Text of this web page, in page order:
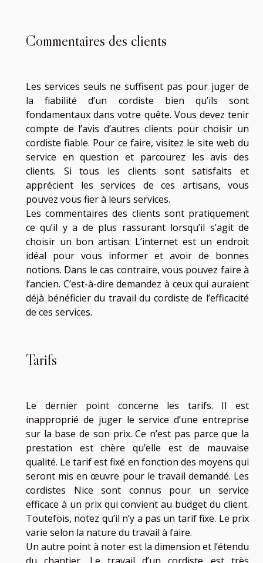
Commentaires des clients
Les services seuls ne suffisent pas pour juger de
la fiabilité d’un cordiste bien qu’ils sont
fondamentaux dans votre quête. Vous devez tenir
compte de l’avis d’autres clients pour choisir un
cordiste fiable. Pour ce faire, visitez le site web du
service en question et parcourez les avis des
clients. Si tous les clients sont satisfaits et
apprécient les services de ces artisans, vous
pouvez vous fier à leurs services.
Les commentaires des clients sont pratiquement
ce qu’il y a de plus rassurant lorsqu’il s’agit de
choisir un bon artisan. L’internet est un endroit
idéal pour vous informer et avoir de bonnes
notions. Dans le cas contraire, vous pouvez faire à
l’ancien. C’est-à-dire demandez à ceux qui auraient
déjà bénéficier du travail du cordiste de l’efficacité
de ces services.
Tarifs
Le dernier point concerne les tarifs. Il est
inapproprié de juger le service d’une entreprise
sur la base de son prix. Ce n’est pas parce que la
prestation est chère qu’elle est de mauvaise
qualité. Le tarif est fixé en fonction des moyens qui
seront mis en œuvre pour le travail demandé. Les
cordistes Nice sont connus pour un service
efficace à un prix qui convient au budget du client.
Toutefois, notez qu’il n’y a pas un tarif fixe. Le prix
varie selon la nature du travail à faire.
Un autre point à noter est la dimension et l’étendu